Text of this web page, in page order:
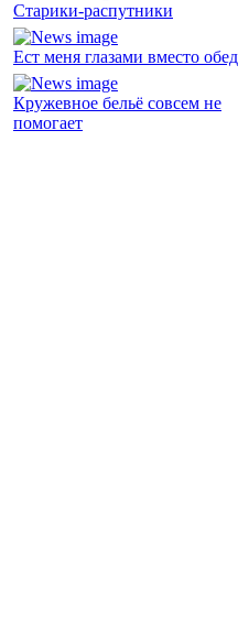
Старики-распутники
Ест меня глазами вместо
Кружевное бельё совсем не
помогает